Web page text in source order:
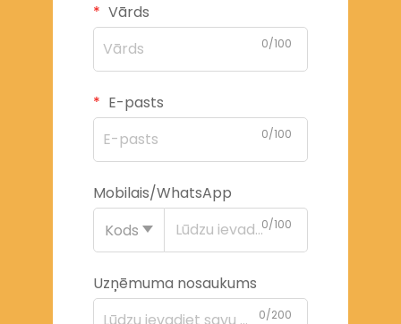
Vārds
0/100
E-pasts
0/100
Mobilais/WhatsApp
Kods
0/100
Uzņēmuma nosaukums
0/200